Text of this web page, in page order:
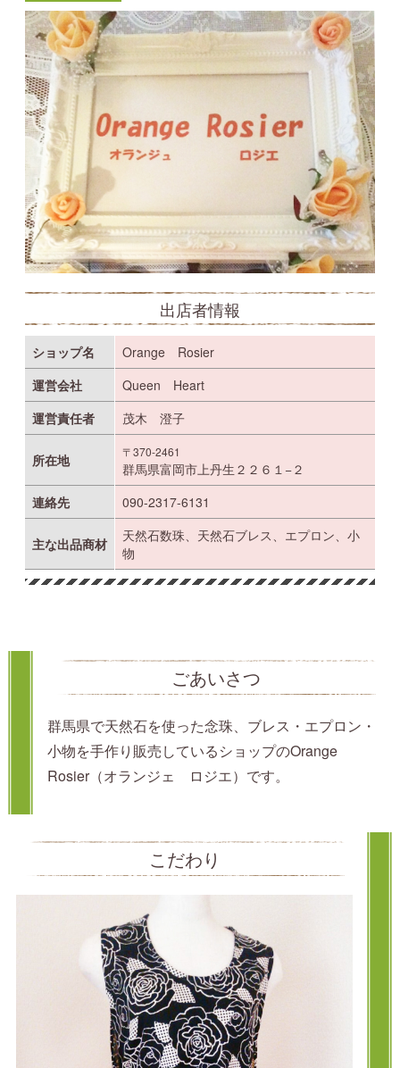
出店者情報
ショップ名
Orange Rosier
運営会社
Queen Heart
運営責任者
茂木 澄子
所在地 〒370-2461
群馬県富岡市上丹生２２６１−２
連絡先
090-2317-6131
主な出品商材
天然石数珠、天然石ブレス、エプロン、小
物
ごあいさつ
群馬県で天然石を使った念珠、ブレス・エプロン・
小物を手作り販売しているショップのOrange
Rosier（オランジェ ロジエ）です。
こだわり